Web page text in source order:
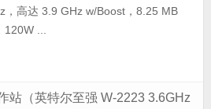
，高达 3.9 GHz w/Boost，8.25 MB
...
站（英特尔至强 W-2223 3.6GHz